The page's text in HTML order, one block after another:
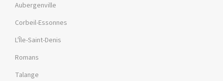
Aubergenville
Corbeil-Essonnes
L'Île-Saint-Denis
Romans
Talange